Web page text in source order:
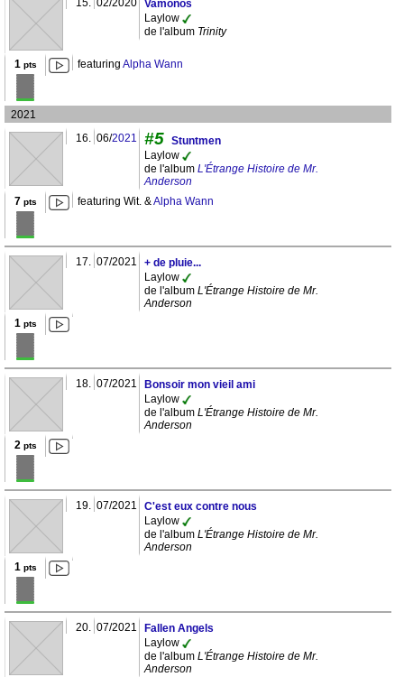
15. 02/2020 Vamonos
Laylow
de l'album Trinity
1 pts featuring Alpha Wann
2021
16. 06/2021 #5 Stuntmen
Laylow
de l'album L'Étrange Histoire de Mr.
Anderson
7 pts featuring Wit. &Alpha Wann
17. 07/2021
+ de pluie...
Laylow
de l'album L'Étrange Histoire de Mr.
Anderson
1 pts
18. 07/2021
Bonsoir mon vieil ami
Laylow
de l'album L'Étrange Histoire de Mr.
Anderson
2 pts
19. 07/2021
C'est eux contre nous
Laylow
de l'album L'Étrange Histoire de Mr.
Anderson
1 pts
20. 07/2021
Fallen Angels
Laylow
de l'album L'Étrange Histoire de Mr.
Anderson